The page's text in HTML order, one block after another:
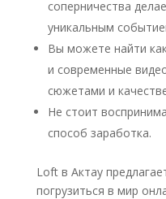
соперничества
уникальным
Вы можете найти
и современные
сюжетами и
Не стоит
способ заработка.
Loft в Актау
погрузиться в мир